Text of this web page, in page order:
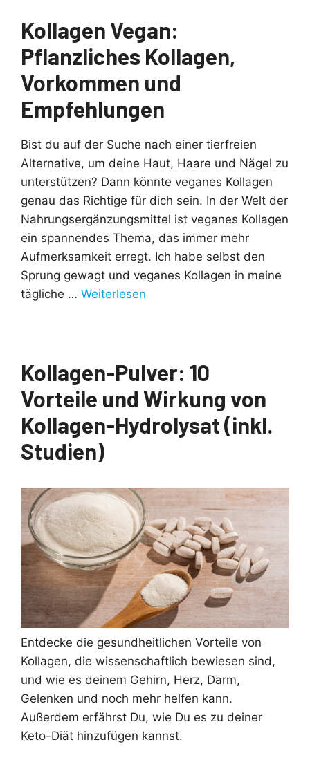
Kollagen Vegan:
Pflanzliches Kollagen,
Vorkommen und
Empfehlungen
Bist du auf der Suche nach einer tierfreien
Alternative, um deine Haut, Haare und Nägel zu
unterstützen? Dann könnte veganes Kollagen
genau das Richtige für dich sein. In der Welt der
Nahrungsergänzungsmittel ist veganes Kollagen
ein spannendes Thema, das immer mehr
Aufmerksamkeit erregt. Ich habe selbst den
Sprung gewagt und veganes Kollagen in meine
tägliche … Weiterlesen
Kollagen-Pulver: 10
Vorteile und Wirkung von
Kollagen-Hydrolysat (inkl.
Studien)
Entdecke die gesundheitlichen Vorteile von
Kollagen, die wissenschaftlich bewiesen sind,
und wie es deinem Gehirn, Herz, Darm,
Gelenken und noch mehr helfen kann.
Außerdem erfährst Du, wie Du es zu deiner
Keto-Diät hinzufügen kannst.